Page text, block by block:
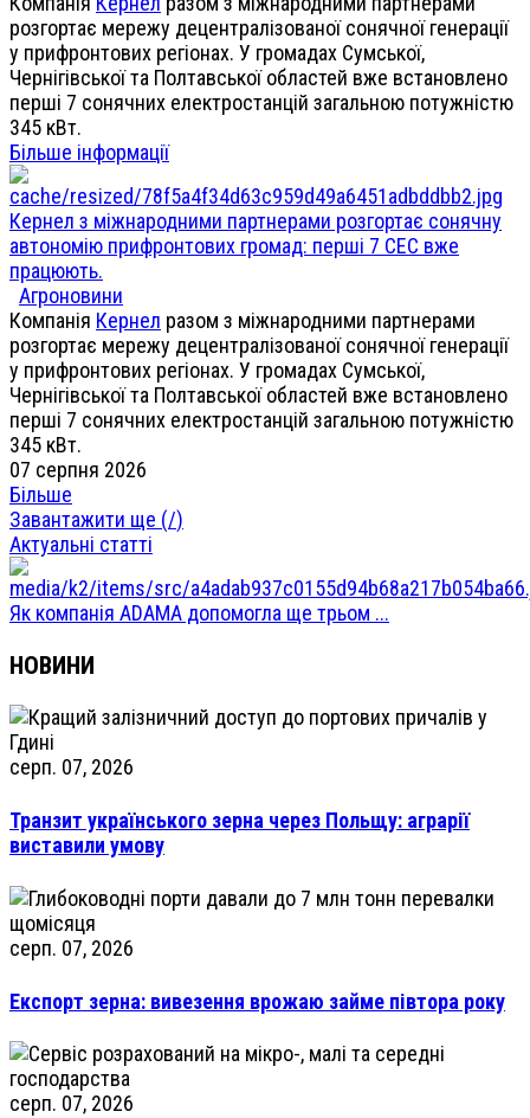
розгортає мережу децентралізованої сонячної генерації
у прифронтових регіонах. У громадах Сумської,
Чернігівської та Полтавської областей вже встановлено
перші 7 сонячних електростанцій загальною потужністю
345 кВт.
Більше інформації
Кернел з міжнародними партнерами розгортає сонячну
автономію прифронтових громад: перші 7 СЕС вже
працюють.
Агроновини
Компанія Кернел разом з міжнародними партнерами
розгортає мережу децентралізованої сонячної генерації
у прифронтових регіонах. У громадах Сумської,
Чернігівської та Полтавської областей вже встановлено
перші 7 сонячних електростанцій загальною потужністю
345 кВт.
07 серпня 2026
Більше
Завантажити ще (/)
Актуальні статті
Як компанія ADAMA допомогла ще трьом ...
НОВИНИ
серп. 07, 2026
Транзит українського зерна через Польщу: аграрії
виставили умову
серп. 07, 2026
Експорт зерна: вивезення врожаю займе півтора року
серп. 07, 2026